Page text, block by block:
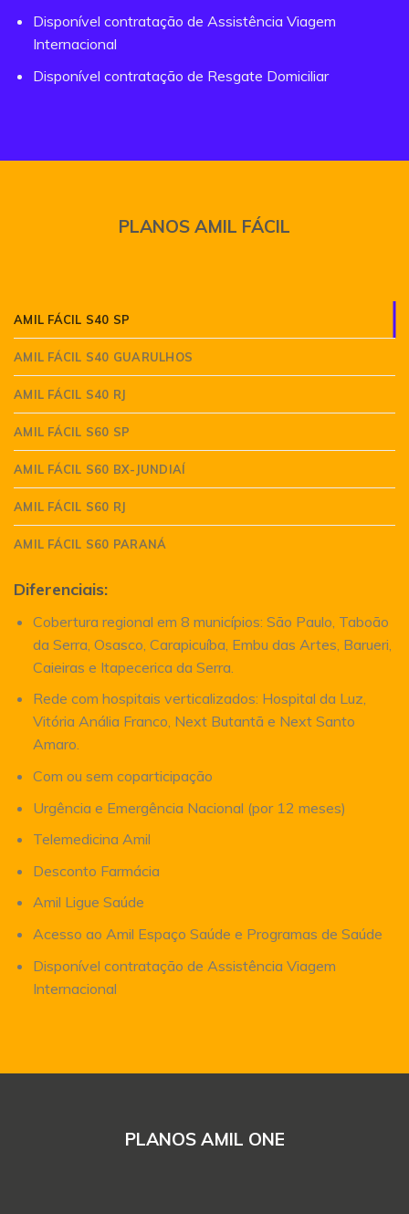
Disponível contratação de Assistência Viagem
Internacional
Disponível contratação de Resgate Domiciliar
PLANOS AMIL FÁCIL
AMIL FÁCIL S40 SP
AMIL FÁCIL S40 GUARULHOS
AMIL FÁCIL S40 RJ
AMIL FÁCIL S60 SP
AMIL FÁCIL S60 BX-JUNDIAÍ
AMIL FÁCIL S60 RJ
AMIL FÁCIL S60 PARANÁ
Diferenciais:
Cobertura regional em 8 municípios: São Paulo, Taboão
da Serra, Osasco, Carapicuíba, Embu das Artes, Barueri,
Caieiras e Itapecerica da Serra.
Rede com hospitais verticalizados: Hospital da Luz,
Vitória Anália Franco, Next Butantã e Next Santo
Amaro.
Com ou sem coparticipação
Urgência e Emergência Nacional (por 12 meses)
Telemedicina Amil
Desconto Farmácia
Amil Ligue Saúde
Acesso ao Amil Espaço Saúde e Programas de Saúde
Disponível contratação de Assistência Viagem
Internacional
PLANOS AMIL ONE